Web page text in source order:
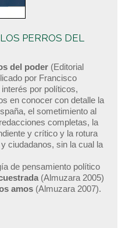
PERROS DEL
del poder (Editorial
por Francisco
por políticos,
en conocer con detalle la
el sometimiento al
completas, la
y crítico y la rotura
ciudadanos, sin la cual la
de pensamiento político
(Almuzara 2005)
amos (Almuzara 2007).